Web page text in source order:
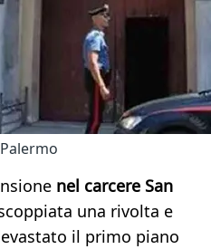
nel carcere San
una rivolta e
il primo piano